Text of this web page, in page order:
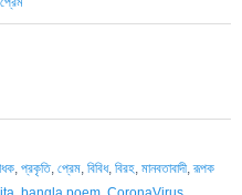
, প্রকৃতি, প্রেম, বিবিধ, বিরহ, মানবতাবাদী,রূপক